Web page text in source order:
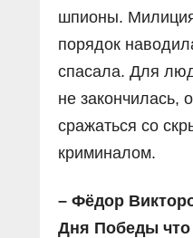
шпионы.
порядок
спасала. Для
не закончилась,
сражаться со
криминалом.
– Фёдор
Дня Победы